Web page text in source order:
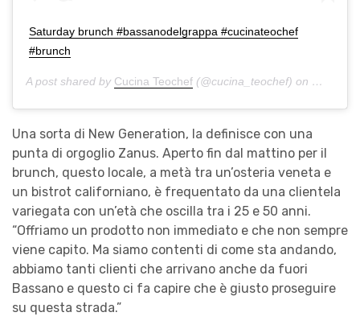
Saturday brunch #bassanodelgrappa #cucinateochef
#brunch
A post shared by Cucina Teochef (@cucina_teochef) on
Una sorta di New Generation, la definisce con una
punta di orgoglio Zanus. Aperto fin dal mattino per il
brunch, questo locale, a metà tra un’osteria veneta e
un bistrot californiano, è frequentato da una clientela
variegata con un’età che oscilla tra i 25 e 50 anni.
“Offriamo un prodotto non immediato e che non sempre
viene capito. Ma siamo contenti di come sta andando,
abbiamo tanti clienti che arrivano anche da fuori
Bassano e questo ci fa capire che è giusto proseguire
su questa strada.”